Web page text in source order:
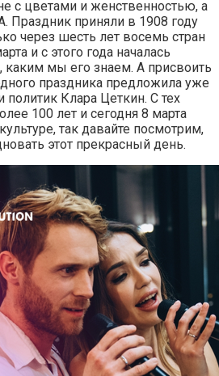
с цветами и женственностью, а
Праздник приняли в 1908 году
через шесть лет восемь стран
и с этого года началась
каким мы его знаем. А присвоить
праздника предложила уже
политик Клара Цеткин. С тех
100 лет и сегодня 8 марта
так давайте посмотрим,
этот прекрасный день.